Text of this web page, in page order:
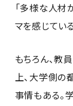
「多様な人材
マを感じてい
もちろん、教
上、大学側
事情もある